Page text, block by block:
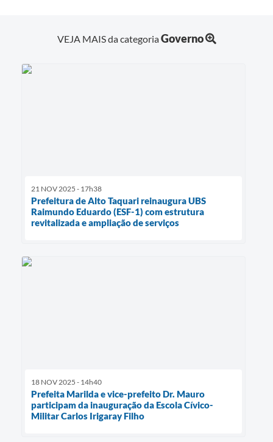
VEJA MAIS da categoriaGoverno
21 NOV 2025 - 17h38
Prefeitura de Alto Taquari reinaugura UBS
Raimundo Eduardo (ESF-1) com estrutura
revitalizada e ampliação de serviços
18 NOV 2025 - 14h40
Prefeita Marilda e vice-prefeito Dr. Mauro
participam da inauguração da Escola Cívico-
Militar Carlos Irigaray Filho